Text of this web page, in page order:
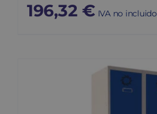
196,32 € IVA no incluido